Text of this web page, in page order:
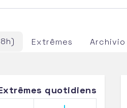
Extrêmes Archivio
quotidiens